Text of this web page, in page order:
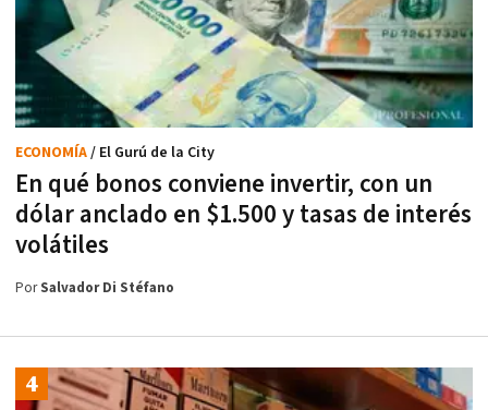
En qué bonos conviene invertir, con un
dólar anclado en $1.500 y tasas de interés
volátiles
ECONOMÍA/ El Gurú de la City
PorSalvador Di Stéfano